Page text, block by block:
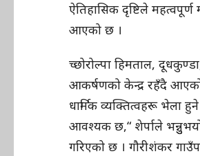
ऐतिहासिक दृष्टिले
आएको छ ।
च्छोरोल्पा हिमताल,
आकर्षणको केन्द्र रहँदै आएको
धार्मिक व्यक्तित्वहरू भेला
आवश्यक छ,“ शेर्पाले
गरिएको छ । गौरीशंकर